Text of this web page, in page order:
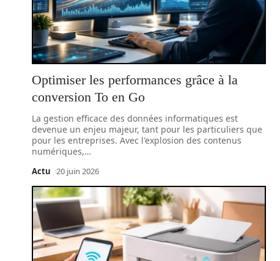
Optimiser les performances grâce à la
conversion To en Go
La gestion efficace des données informatiques est
devenue un enjeu majeur, tant pour les particuliers que
pour les entreprises. Avec l'explosion des contenus
numériques,…
Actu 20 juin 2026